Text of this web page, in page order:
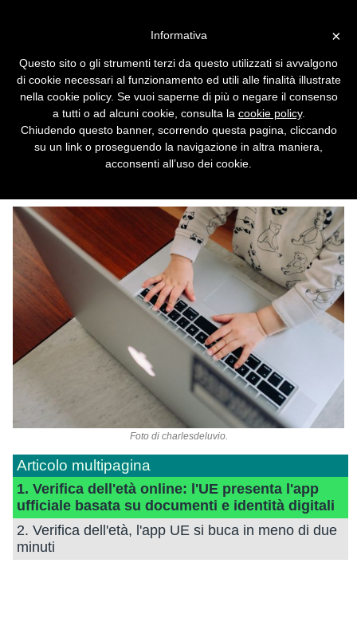
presenta l'app ufficiale basata
su documenti e identità
digitali
Per la presidente Von Der Leyen le
piattaforme non hanno più scuse per evitare
Foto di charlesdeluvio.
Articolo multipagina
1. Verifica dell'età online: l'UE presenta l'app
ufficiale basata su documenti e identità digitali
2. Verifica dell'età, l'app UE si buca in meno di due
minuti
×
Informativa
Questo sito o gli strumenti terzi da questo utilizzati si avvalgono
di cookie necessari al funzionamento ed utili alle finalità illustrate
nella cookie policy. Se vuoi saperne di più o negare il consenso
a tutti o ad alcuni cookie, consulta la cookie policy.
Chiudendo questo banner, scorrendo questa pagina, cliccando
su un link o proseguendo la navigazione in altra maniera,
acconsenti all’uso dei cookie.